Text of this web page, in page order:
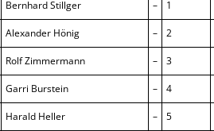
Bernhard Stillger – 1
Alexander Hönig – 2
Rolf Zimmermann – 3
Garri Burstein – 4
Harald Heller – 5